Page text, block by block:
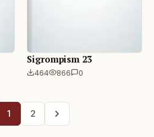
Sigrompism 23
464 866 0
1 2